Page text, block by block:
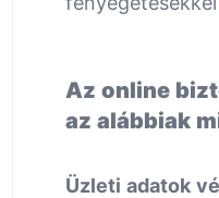
Az online
az alábbiak
Üzleti adatok